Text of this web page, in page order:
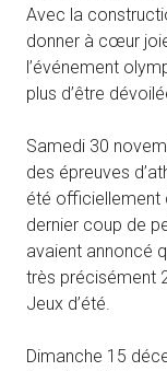
Avec la
donner à cœur
l’événement
plus d’être
Samedi 30
des épreuves
été officiellement
dernier coup de
avaient annoncé
très précisément
Jeux d’été.
Dimanche 15